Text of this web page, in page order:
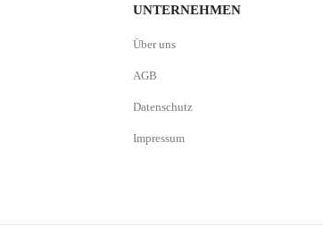
UNTERNEHMEN
Über uns
AGB
Datenschutz
Impressum